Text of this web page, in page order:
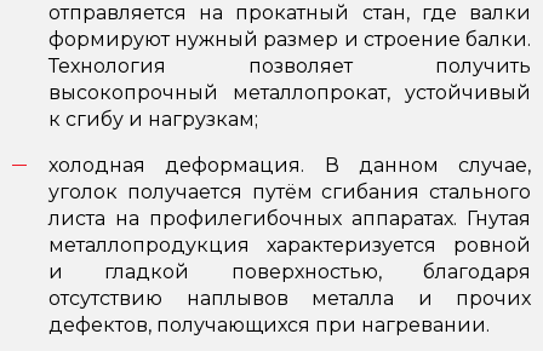
отправляется на прокатный стан, где валки
формируют нужный размер и строение балки.
Технология позволяет получить
высокопрочный металлопрокат, устойчивый
к сгибу и нагрузкам;
холодная деформация. В данном случае,
уголок получается путём сгибания стального
листа на профилегибочных аппаратах. Гнутая
металлопродукция характеризуется ровной
и гладкой поверхностью, благодаря
отсутствию наплывов металла и прочих
дефектов, получающихся при нагревании.